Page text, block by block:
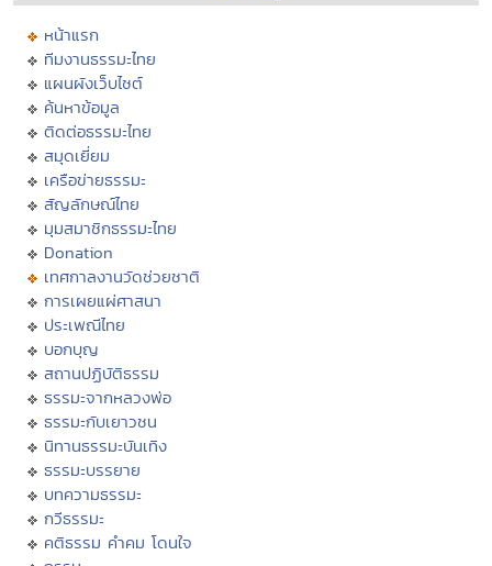
หน้าแรก
ทีมงานธรรมะไทย
แผนผังเว็บไซต์
ค้นหาข้อมูล
ติดต่อธรรมะไทย
สมุดเยี่ยม
เครือข่ายธรรมะ
สัญลักษณ์ไทย
มุมสมาชิกธรรมะไทย
Donation
เทศกาลงานวัดช่วยชาติ
การเผยแผ่ศาสนา
ประเพณีไทย
บอกบุญ
สถานปฏิบัติธรรม
ธรรมะจากหลวงพ่อ
ธรรมะกับเยาวชน
นิทานธรรมะบันเทิง
ธรรมะบรรยาย
บทความธรรมะ
กวีธรรมะ
คติธรรม คำคม โดนใจ